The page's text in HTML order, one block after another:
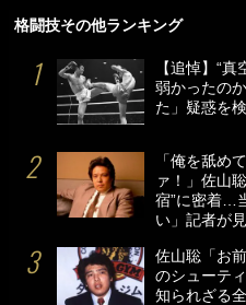
格闘技その他ランキング
【追悼】“
弱かったの
た」疑惑を
「俺を舐め
ァ！」佐山
宿”に密着…
い」記者が
佐山聡「お
のシューテ
知られざる